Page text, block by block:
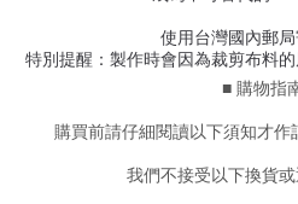
使用台灣國內郵
特別提醒：製作時會因為裁剪布料的
■ 購物指
購買前請仔細閱讀以下須知才作
我們不接受以下換貨或